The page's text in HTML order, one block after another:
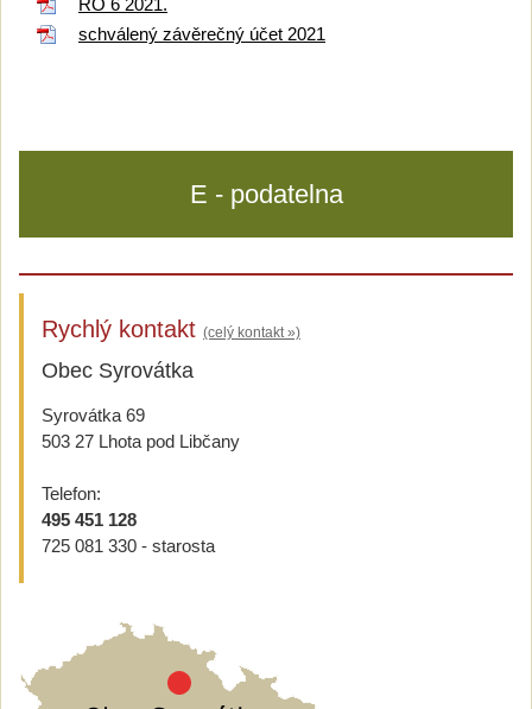
schválený závěrečný účet 2021
E - podatelna
Rychlý kontakt (celý kontakt »)
Obec Syrovátka
Syrovátka 69
503 27 Lhota pod Libčany
Telefon:
495 451 128
725 081 330 - starosta